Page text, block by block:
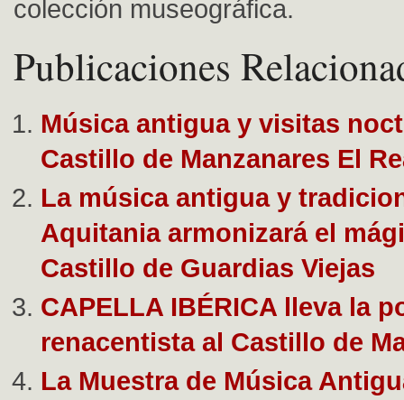
colección museográfica.
Publicaciones
Música antigua y visitas
Castillo de Manzanares El
La música antigua y
Aquitania armonizará el
Castillo de Guardias Viejas
CAPELLA IBÉRICA lleva la
renacentista al Castillo de
La Muestra de Música